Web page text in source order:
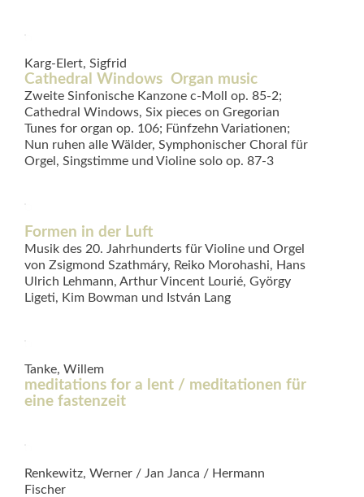
Karg-Elert, Sigfrid
Cathedral Windows  Organ music
Zweite Sinfonische Kanzone c-Moll op. 85-2;
Cathedral Windows, Six pieces on Gregorian
Tunes for organ op. 106; Fünfzehn Variationen;
Nun ruhen alle Wälder, Symphonischer Choral für
Orgel, Singstimme und Violine solo op. 87-3
Formen in der Luft
Musik des 20. Jahrhunderts für Violine und Orgel
von Zsigmond Szathmáry, Reiko Morohashi, Hans
Ulrich Lehmann, Arthur Vincent Lourié, György
Ligeti, Kim Bowman und István Lang
Tanke, Willem
meditations for a lent / meditationen für
eine fastenzeit
Renkewitz, Werner / Jan Janca / Hermann
Fischer